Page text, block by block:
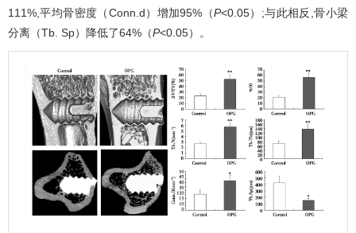
111%,平均骨密度（Conn.d）增加95%（P<0.05）;与此相反,骨小梁
分离（Tb. Sp）降低了64%（P<0.05）。